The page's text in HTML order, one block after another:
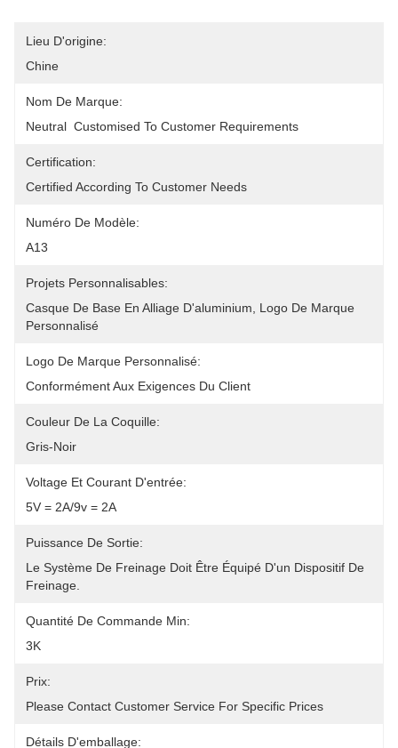
Lieu D'origine:
Chine
Nom De Marque:
Neutral  Customised To Customer Requirements
Certification:
Certified According To Customer Needs
Numéro De Modèle:
A13
Projets Personnalisables:
Casque De Base En Alliage D'aluminium, Logo De Marque
Personnalisé
Logo De Marque Personnalisé:
Conformément Aux Exigences Du Client
Couleur De La Coquille:
Gris-Noir
Voltage Et Courant D'entrée:
5V = 2A/9v = 2A
Puissance De Sortie:
Le Système De Freinage Doit Être Équipé D'un Dispositif De
Freinage.
Quantité De Commande Min:
3K
Prix:
Please Contact Customer Service For Specific Prices
Détails D'emballage: